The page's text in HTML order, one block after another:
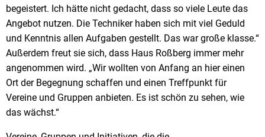
begeistert. Ich hätte nicht gedacht, dass so viele Leute das
Angebot nutzen. Die Techniker haben sich mit viel Geduld
und Kenntnis allen Aufgaben gestellt. Das war große klasse.“
Außerdem freut sie sich, dass Haus Roßberg immer mehr
angenommen wird. „Wir wollten von Anfang an hier einen
Ort der Begegnung schaffen und einen Treffpunkt für
Vereine und Gruppen anbieten. Es ist schön zu sehen, wie
das wächst.“